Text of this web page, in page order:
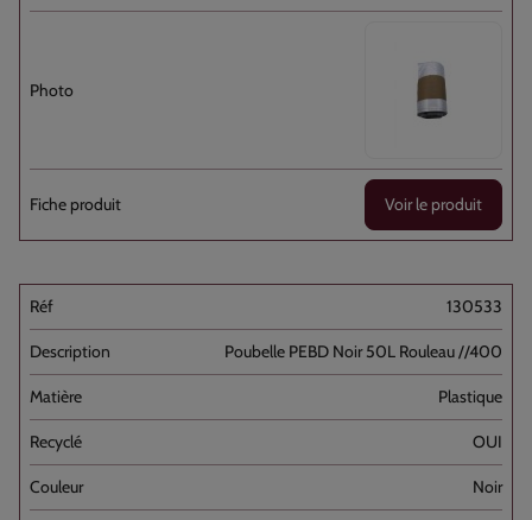
Voir le produit
130533
Poubelle PEBD Noir 50L Rouleau //400
Plastique
OUI
Noir